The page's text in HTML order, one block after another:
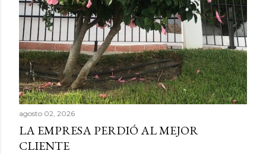
agosto 02, 2026
LA EMPRESA PERDIÓ AL MEJOR
CLIENTE